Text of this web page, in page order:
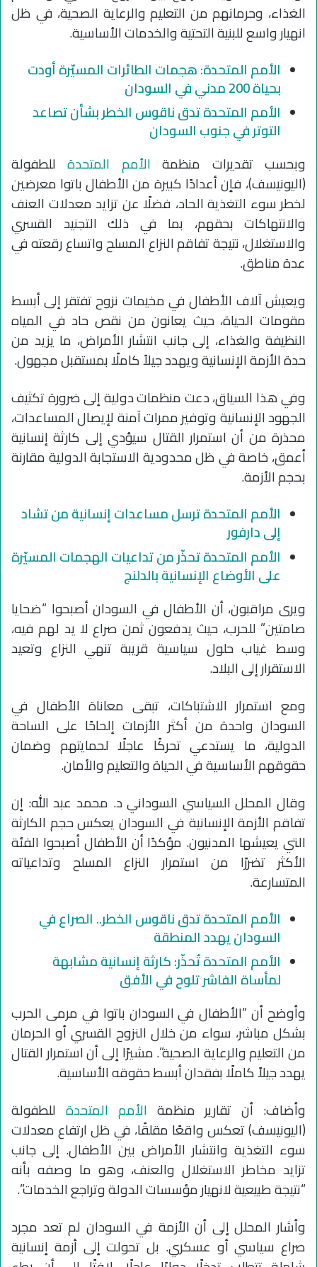
الغذاء، وحرمانهم من التعليم والرعاية الصحية، في ظل
انهيار واسع للبنية التحتية والخدمات الأساسية.
الأمم المتحدة: هجمات الطائرات المسيّرة أودت
بحياة 200 مدني في السودان
الأمم المتحدة تدق ناقوس الخطر بشأن تصاعد
التوتر في جنوب السودان
وبحسب تقديرات منظمة الأمم المتحدةللطفولة
(اليونيسف)، فإن أعدادًا كبيرة من الأطفال باتوا معرضين
لخطر سوء التغذية الحاد، فضلًا عن تزايد معدلات العنف
والانتهاكات بحقهم، بما في ذلك التجنيد القسري
والاستغلال، نتيجة تفاقم النزاع المسلح واتساع رقعته في
عدة مناطق.
ويعيش آلاف الأطفال في مخيمات نزوح تفتقر إلى أبسط
مقومات الحياة، حيث يعانون من نقص حاد في المياه
النظيفة والغذاء، إلى جانب انتشار الأمراض، ما يزيد من
حدة الأزمة الإنسانية ويهدد جيلاً كاملًا بمستقبل مجهول.
وفي هذا السياق، دعت منظمات دولية إلى ضرورة تكثيف
الجهود الإنسانية وتوفير ممرات آمنة لإيصال المساعدات،
محذرة من أن استمرار القتال سيؤدي إلى كارثة إنسانية
أعمق، خاصة في ظل محدودية الاستجابة الدولية مقارنة
بحجم الأزمة.
الأمم المتحدة ترسل مساعدات إنسانية من تشاد
إلى دارفور
الأمم المتحدة تحذّر من تداعيات الهجمات المسيّرة
على الأوضاع الإنسانية بالدلنج
ويرى مراقبون، أن الأطفال في السودان أصبحوا “ضحايا
صامتين” للحرب، حيث يدفعون ثمن صراع لا يد لهم فيه،
وسط غياب حلول سياسية قريبة تنهي النزاع وتعيد
الاستقرار إلى البلاد.
ومع استمرار الاشتباكات، تبقى معاناة الأطفال في
السودان واحدة من أكثر الأزمات إلحاحًا على الساحة
الدولية، ما يستدعي تحركًا عاجلًا لحمايتهم وضمان
حقوقهم الأساسية في الحياة والتعليم والأمان.
وقال المحلل السياسي السوداني د. محمد عبد الله: إن
تفاقم الأزمة الإنسانية في السودان يعكس حجم الكارثة
التي يعيشها المدنيون. مؤكدًا أن الأطفال أصبحوا الفئة
الأكثر تضررًا من استمرار النزاع المسلح وتداعياته
المتسارعة.
الأمم المتحدة تدق ناقوس الخطر.. الصراع في
السودان يهدد المنطقة
الأمم المتحدة تُحذّر: كارثة إنسانية مشابهة
لمأساة الفاشر تلوح في الأفق
وأوضح أن “الأطفال في السودان باتوا في مرمى الحرب
بشكل مباشر، سواء من خلال النزوح القسري أو الحرمان
من التعليم والرعاية الصحية”. مشيرًا إلى أن استمرار القتال
يهدد جيلاً كاملًا بفقدان أبسط حقوقه الأساسية.
وأضاف: أن تقارير منظمة الأمم المتحدة للطفولة
(اليونيسف) تعكس واقعًا مقلقًا، في ظل ارتفاع معدلات
سوء التغذية وانتشار الأمراض بين الأطفال. إلى جانب
تزايد مخاطر الاستغلال والعنف، وهو ما وصفه بأنه
“نتيجة طبيعية لانهيار مؤسسات الدولة وتراجع الخدمات”.
وأشار المحلل إلى أن الأزمة في السودان لم تعد مجرد
صراع سياسي أو عسكري. بل تحولت إلى أزمة إنسانية